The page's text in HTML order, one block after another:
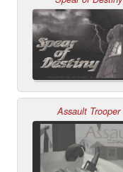
Assault Trooper